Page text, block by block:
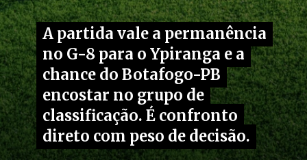
A partida vale a permanência
no G-8 para o Ypiranga e a
chance do Botafogo-PB
encostar no grupo de
classificação. É confronto
direto com peso de decisão.
A partida vale a permanência
no G-8 para o Ypiranga e a
chance do Botafogo-PB
encostar no grupo de
classificação. É confronto
direto com peso de decisão.